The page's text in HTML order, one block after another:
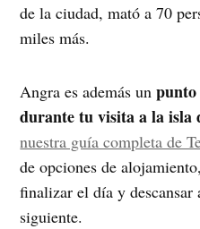
de la ciudad, mató a 70
miles más.
Angra es además un
durante tu visita a la isla
nuestra guía completa de
de opciones de
finalizar el día y descansar
siguiente.